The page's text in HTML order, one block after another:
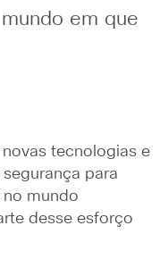
em que
tecnologias e
para
no mundo
desse esforço